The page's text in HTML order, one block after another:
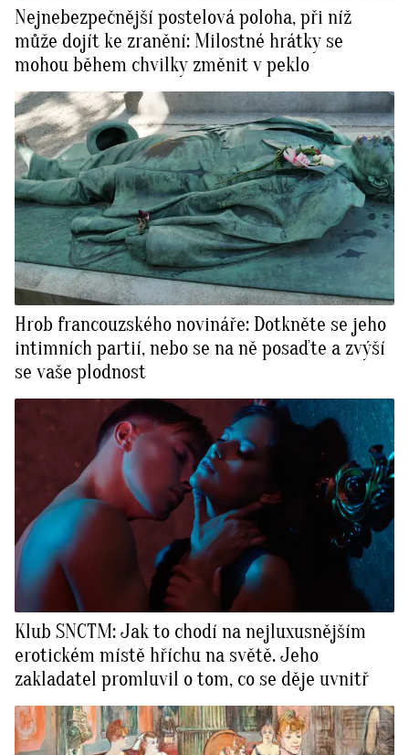
Nejnebezpečnější postelová poloha, při níž
může dojít ke zranění: Milostné hrátky se
mohou během chvilky změnit v peklo
Hrob francouzského novináře: Dotkněte se jeho
intimních partií, nebo se na ně posaďte a zvýší
se vaše plodnost
Klub SNCTM: Jak to chodí na nejluxusnějším
erotickém místě hříchu na světě. Jeho
zakladatel promluvil o tom, co se děje uvnitř